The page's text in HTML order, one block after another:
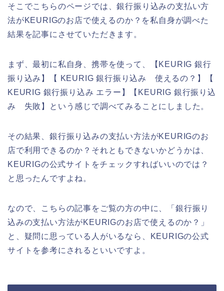
そこでこちらのページでは、銀行振り込みの支払い方
法がKEURIGのお店で使えるのか？を私自身が調べた
結果を記事にさせていただきます。
まず、最初に私自身、携帯を使って、【KEURIG 銀行
振り込み】【 KEURIG 銀行振り込み 使えるの？】【
KEURIG 銀行振り込み エラー】【KEURIG 銀行振り込
み 失敗】という感じで調べてみることにしました。
その結果、銀行振り込みの支払い方法がKEURIGのお
店で利用できるのか？それともできないかどうかは、
KEURIGの公式サイトをチェックすればいいのでは？
と思ったんですよね。
なので、こちらの記事をご覧の方の中に、「銀行振り
込みの支払い方法がKEURIGのお店で使えるのか？」
と、疑問に思っている人がいるなら、KEURIGの公式
サイトを参考にされるといいですよ。